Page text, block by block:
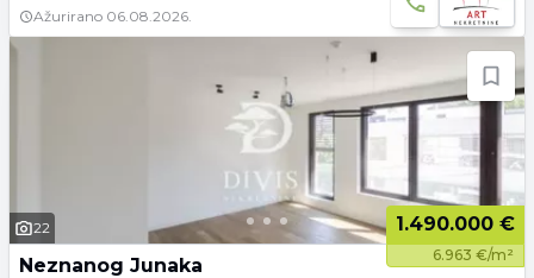
Ažurirano 06.08.2026.
22 1.490.000 €
6.963 €/m²
Neznanog Junaka